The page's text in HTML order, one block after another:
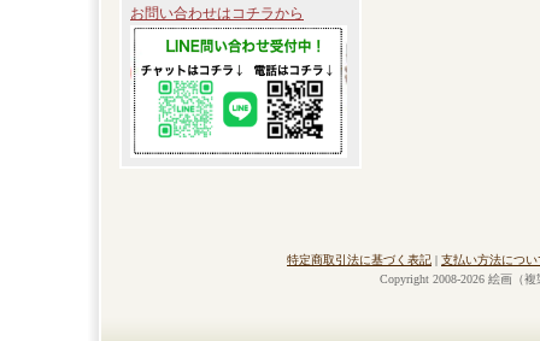
お問い合わせはコチラから
特定商取引法に基づく表記 | 支払い方法につい
Copyright 2008-2026 絵画（